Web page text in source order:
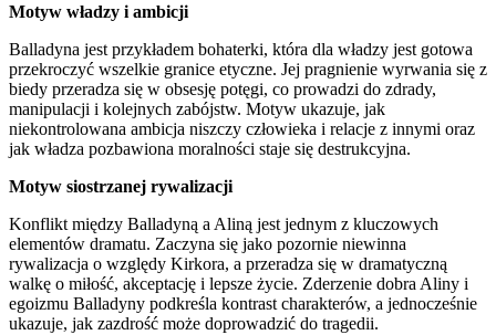
Motyw władzy i ambicji
Balladyna jest przykładem bohaterki, która dla władzy jest gotowa
przekroczyć wszelkie granice etyczne. Jej pragnienie wyrwania się z
biedy przeradza się w obsesję potęgi, co prowadzi do zdrady,
manipulacji i kolejnych zabójstw. Motyw ukazuje, jak
niekontrolowana ambicja niszczy człowieka i relacje z innymi oraz
jak władza pozbawiona moralności staje się destrukcyjna.
Motyw siostrzanej rywalizacji
Konflikt między Balladyną a Aliną jest jednym z kluczowych
elementów dramatu. Zaczyna się jako pozornie niewinna
rywalizacja o względy Kirkora, a przeradza się w dramatyczną
walkę o miłość, akceptację i lepsze życie. Zderzenie dobra Aliny i
egoizmu Balladyny podkreśla kontrast charakterów, a jednocześnie
ukazuje, jak zazdrość może doprowadzić do tragedii.